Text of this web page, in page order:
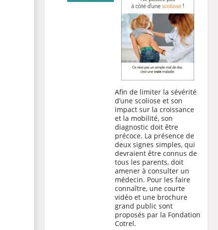
Afin de limiter la sévérité
d’une scoliose et son
impact sur la croissance
et la mobilité, son
diagnostic doit être
précoce. La présence de
deux signes simples, qui
devraient être connus de
tous les parents, doit
amener à consulter un
médecin. Pour les faire
connaître, une courte
vidéo et une brochure
grand public sont
proposés par la Fondation
Cotrel.